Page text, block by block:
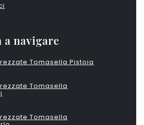
a navigare
Tomasella Pistoia
Tomasella
Tomasella